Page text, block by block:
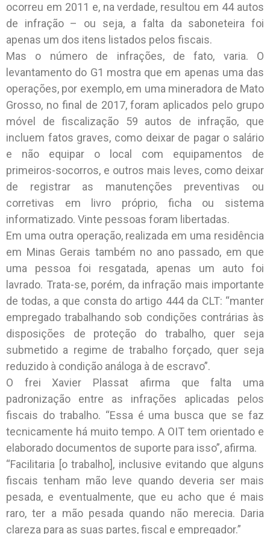
ocorreu em 2011 e, na verdade, resultou em 44 autos
de infração – ou seja, a falta da saboneteira foi
apenas um dos itens listados pelos fiscais.
Mas o número de infrações, de fato, varia. O
levantamento do G1 mostra que em apenas uma das
operações, por exemplo, em uma mineradora de Mato
Grosso, no final de 2017, foram aplicados pelo grupo
móvel de fiscalização 59 autos de infração, que
incluem fatos graves, como deixar de pagar o salário
e não equipar o local com equipamentos de
primeiros-socorros, e outros mais leves, como deixar
de registrar as manutenções preventivas ou
corretivas em livro próprio, ficha ou sistema
informatizado. Vinte pessoas foram libertadas.
Em uma outra operação, realizada em uma residência
em Minas Gerais também no ano passado, em que
uma pessoa foi resgatada, apenas um auto foi
lavrado. Trata-se, porém, da infração mais importante
de todas, a que consta do artigo 444 da CLT: “manter
empregado trabalhando sob condições contrárias às
disposições de proteção do trabalho, quer seja
submetido a regime de trabalho forçado, quer seja
reduzido à condição análoga à de escravo”.
O frei Xavier Plassat afirma que falta uma
padronização entre as infrações aplicadas pelos
fiscais do trabalho. “Essa é uma busca que se faz
tecnicamente há muito tempo. A OIT tem orientado e
elaborado documentos de suporte para isso”, afirma.
“Facilitaria [o trabalho], inclusive evitando que alguns
fiscais tenham mão leve quando deveria ser mais
pesada, e eventualmente, que eu acho que é mais
raro, ter a mão pesada quando não merecia. Daria
clareza para as suas partes, fiscal e empregador.”